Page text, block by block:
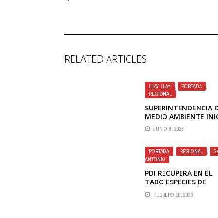
RELATED ARTICLES
LLAY LLAY , PORTADA
,
REGIONAL
SUPERINTENDENCIA
MEDIO AMBIENTE
PROCESO
SANCIONATORIO
LLAY LLAY TRAS
MÚLTIPLES DENUNCIAS
POR OLORES
JUNIO 6, 2023
PORTADA , REGIONAL ,
ANTONIO
PDI RECUPERA EN EL
TABO ESPECIES DE
BUCEO SUSTRAÍDAS
DESDE EMPRESA EN
FEBRERO 10, 2023